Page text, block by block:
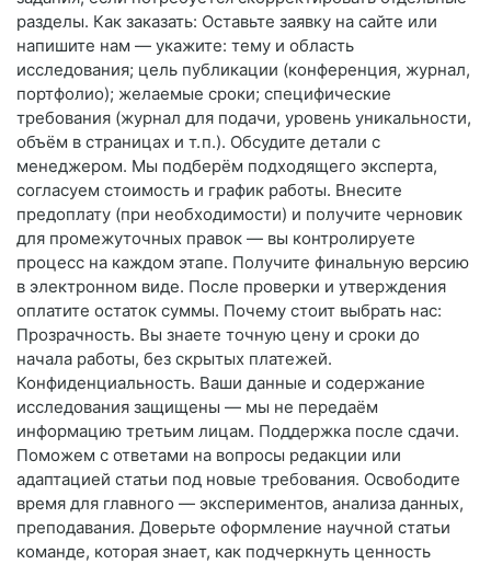
разделы. Как заказать: Оставьте заявку на сайте или
напишите нам — укажите: тему и область
исследования; цель публикации (конференция, журнал,
портфолио); желаемые сроки; специфические
требования (журнал для подачи, уровень уникальности,
объём в страницах и т. п.). Обсудите детали с
менеджером. Мы подберём подходящего эксперта,
согласуем стоимость и график работы. Внесите
предоплату (при необходимости) и получите черновик
для промежуточных правок — вы контролируете
процесс на каждом этапе. Получите финальную версию
в электронном виде. После проверки и утверждения
оплатите остаток суммы. Почему стоит выбрать нас:
Прозрачность. Вы знаете точную цену и сроки до
начала работы, без скрытых платежей.
Конфиденциальность. Ваши данные и содержание
исследования защищены — мы не передаём
информацию третьим лицам. Поддержка после сдачи.
Поможем с ответами на вопросы редакции или
адаптацией статьи под новые требования. Освободите
время для главного — экспериментов, анализа данных,
преподавания. Доверьте оформление научной статьи
команде, которая знает, как подчеркнуть ценность